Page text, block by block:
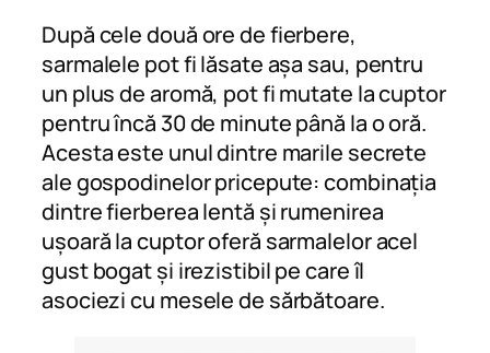
După cele două ore de fierbere,
sarmalele pot fi lăsate așa sau, pentru
un plus de aromă, pot fi mutate la cuptor
pentru încă 30 de minute până la o oră.
Acesta este unul dintre marile secrete
ale gospodinelor pricepute: combinația
dintre fierberea lentă și rumenirea
ușoară la cuptor oferă sarmalelor acel
gust bogat și irezistibil pe care îl
asociezi cu mesele de sărbătoare.